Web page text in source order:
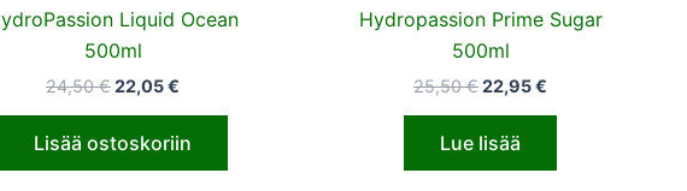
Liquid Ocean
500ml
24,50€22,05€
Lisää ostoskoriin
Hydropassion Prime Sugar
500ml
25,50€22,95€
Lue lisää